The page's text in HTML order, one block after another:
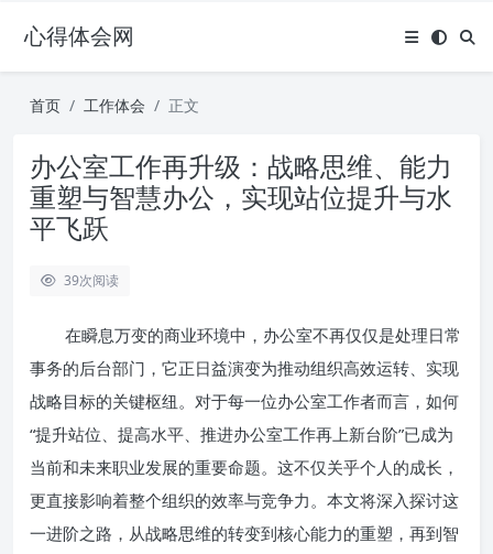
心得体会网
首页 工作体会 正文
办公室工作再升级：战略思维、能力
重塑与智慧办公，实现站位提升与水
平飞跃
39次阅读
在瞬息万变的商业环境中，办公室不再仅仅是处理日常
事务的后台部门，它正日益演变为推动组织高效运转、实现
战略目标的关键枢纽。对于每一位办公室工作者而言，如何
“提升站位、提高水平、推进办公室工作再上新台阶”已成为
当前和未来职业发展的重要命题。这不仅关乎个人的成长，
更直接影响着整个组织的效率与竞争力。本文将深入探讨这
一进阶之路，从战略思维的转变到核心能力的重塑，再到智